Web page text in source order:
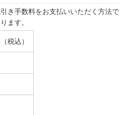
き手数料をお支払いいただく方法で
ます。
税込）